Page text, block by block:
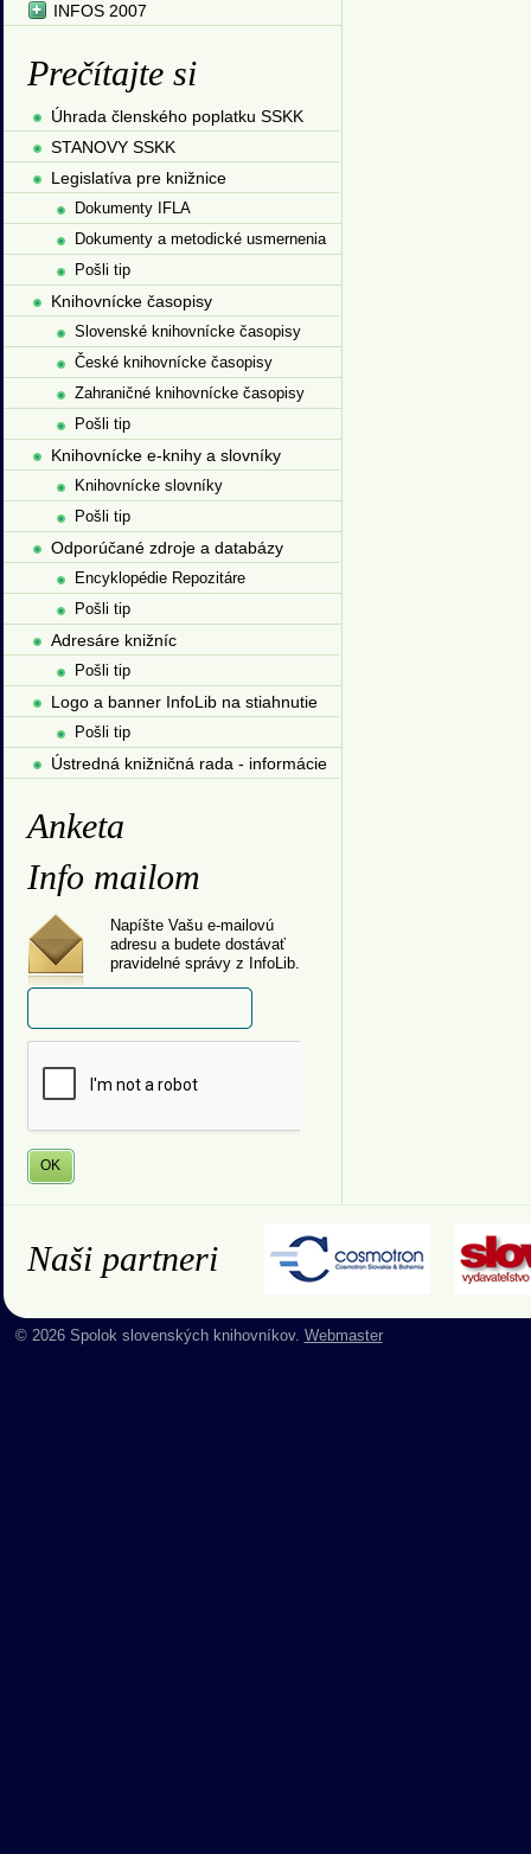
INFOS 2007
Prečítajte si
Úhrada členského poplatku SSKK
STANOVY SSKK
Legislatíva pre knižnice
Dokumenty IFLA
Dokumenty a metodické usmernenia
Pošli tip
Knihovnícke časopisy
Slovenské knihovnícke časopisy
České knihovnícke časopisy
Zahraničné knihovnícke časopisy
Pošli tip
Knihovnícke e-knihy a slovníky
Knihovnícke slovníky
Pošli tip
Odporúčané zdroje a databázy
Encyklopédie Repozitáre
Pošli tip
Adresáre knižníc
Pošli tip
Logo a banner InfoLib na stiahnutie
Pošli tip
Ústredná knižničná rada - informácie
Anketa
Info mailom
Napíšte Vašu e-mailovú
adresu a budete dostávať
pravidelné správy z InfoLib.
Naši partneri
© 2026 Spolok slovenských knihovníkov. Webmaster